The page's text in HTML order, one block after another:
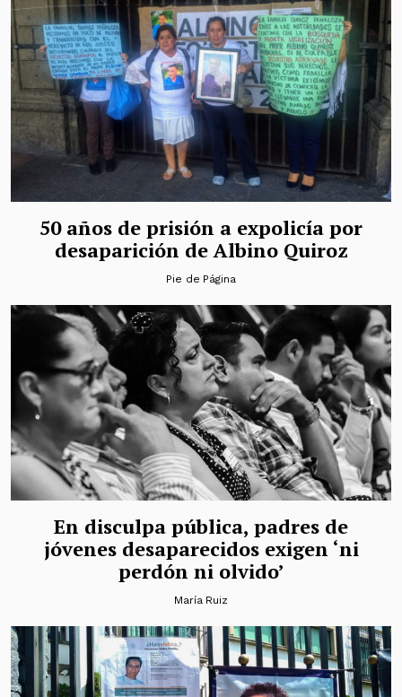
50 años de prisión a expolicía por
desaparición de Albino Quiroz
Pie de Página
En disculpa pública, padres de
jóvenes desaparecidos exigen ‘ni
perdón ni olvido’
María Ruiz